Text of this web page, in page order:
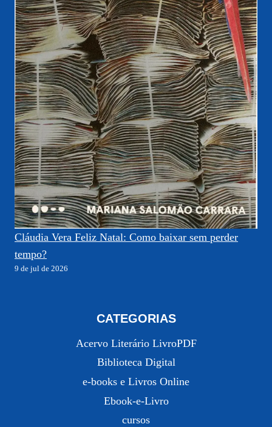
Cláudia Vera Feliz Natal: Como baixar sem perder
tempo?
9 de jul de 2026
CATEGORIAS
Acervo Literário LivroPDF
Biblioteca Digital
e-books e Livros Online
Ebook-e-Livro
cursos